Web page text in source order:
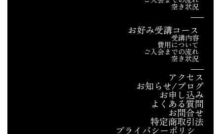
空き状況
お好み受講コース
受講内容
費用について
ご入会までの流れ
空き状況
アクセス
お知らせ/ブログ
お申し込み
よくある質問
お問合せ
特定商取引法
プライバシーポリシ